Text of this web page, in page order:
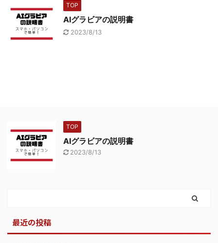
TOP
AIグラビアの説明書
2023/8/13
TOP
AIグラビアの説明書
2023/8/13
最近の投稿